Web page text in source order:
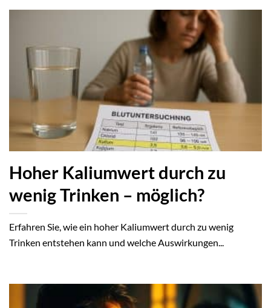
Hoher Kaliumwert durch zu
wenig Trinken – möglich?
Erfahren Sie, wie ein hoher Kaliumwert durch zu wenig
Trinken entstehen kann und welche Auswirkungen...